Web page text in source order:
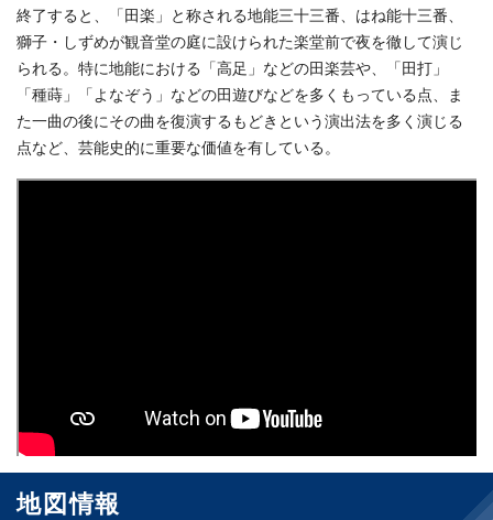
終了すると、「田楽」と称される地能三十三番、はね能十三番、
獅子・しずめが観音堂の庭に設けられた楽堂前で夜を徹して演じ
られる。特に地能における「高足」などの田楽芸や、「田打」
「種蒔」「よなぞう」などの田遊びなどを多くもっている点、ま
た一曲の後にその曲を復演するもどきという演出法を多く演じる
点など、芸能史的に重要な価値を有している。
地図情報